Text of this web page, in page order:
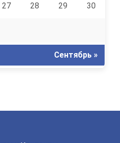
27 28 29 30
Сентябрь »